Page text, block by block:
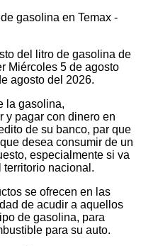
gasolina en Temax -
del litro de gasolina de
Miércoles 5 de agosto
agosto del 2026.
la gasolina,
y pagar con dinero en
de su banco, par que
desea consumir de un
especialmente si va
nacional.
se ofrecen en las
de acudir a aquellos
de gasolina, para
para su auto.